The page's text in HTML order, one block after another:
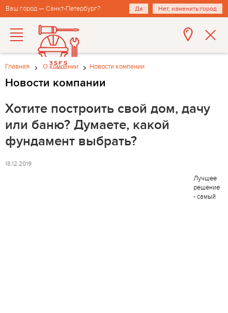
Ваш город — Санкт-Петербург? Да Нет, изменить город
Главная О компании Новости компании
Новости компании
Хотите построить свой дом, дачу
или баню? Думаете, какой
фундамент выбрать?
18.12.2019
Лучшее
решение
- самый